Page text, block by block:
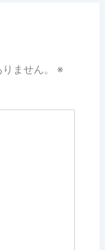
ません。
※